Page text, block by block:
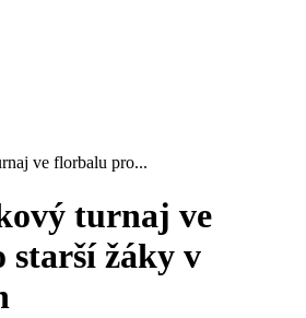
ve florbalu pro...
turnaj ve
žáky v